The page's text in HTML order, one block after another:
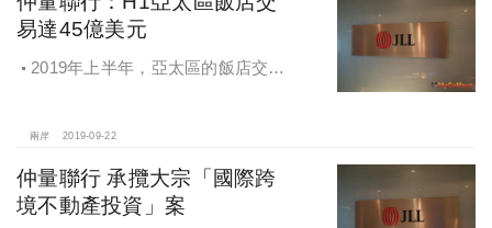
易達45億美元
2019年上半年，亞太區的飯店交易
兩岸 2019-09-22
仲量聯行 承攬大宗「國際跨
境不動產投資」案